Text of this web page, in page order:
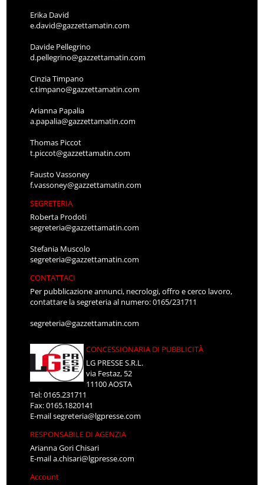
Erika David
e.david@gazzettamatin.com
Davide Pellegrino
d.pellegrino@gazzettamatin.com
Cinzia Timpano
c.timpano@gazzettamatin.com
Arianna Papalia
a.papalia@gazzettamatin.com
Thomas Piccot
t.piccot@gazzettamatin.com
Fausto Vassoney
f.vassoney@gazzettamatin.com
SEGRETERIA
Roberta Prodoti
segreteria@gazzettamatin.com
Stefania Muscolo
segreteria@gazzettamatin.com
CONTATTACI
Per pubblicazione annunci, necrologi, offro e cerco lavoro,
contattare la segreteria al numero: 0165/231711
segreteria@gazzettamatin.com
CONCESSIONARIA DI PUBBLICITÀ
LG PRESSE S.R.L.
via Festaz, 52
11100 AOSTA
Tel: 0165.231711
Fax: 0165.1820141
E-mailsegreteria@lgpresse.com
RESPONSABILE DI AGENZIA
Arianna Gori Chisari
E-maila.chisari@lgpresse.com
Account